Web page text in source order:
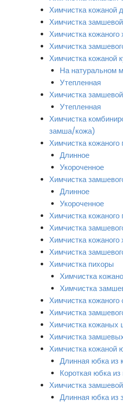
Химчистка кожаной
Химчистка
Химчистка кожаного
Химчистка
Химчистка кожаной
На натуральном
Утепленная
Химчистка замшевой
Утепленная
Химчистка
замша/кожа)
Химчистка кожаного
Длинное
Укороченное
Химчистка
Длинное
Укороченное
Химчистка кожаного
Химчистка
Химчистка кожаного
Химчистка
Химчистка пихоры
Химчистка
Химчистка
Химчистка
Химчистка
Химчистка кожаных
Химчистка
Химчистка кожаной
Длинная юбка из
Короткая юбка из
Химчистка
Длинная юбка из